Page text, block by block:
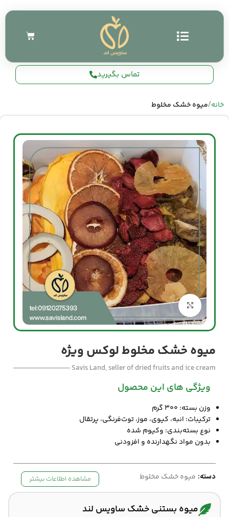
تماس بگیرید
خانه میوه خشک مخلوط
بزرگنمایی تصویر
میوه خشک مخلوط لوکس ویژه
Savis Land, seller of dried fruits and ice cream
ویژگی های این محصول
وزن بسته: ۳۰۰ گرم
ترکیبات: انبه، کیوی، موز، توت‌فرنگی، پرتقال
نوع بسته‌بندی: وکیوم شده
بدون مواد نگهدارنده و افزودنی
دسته: میوه خشک مخلوط مشاهده اطلاعات بیشتر
میوه بستنی خشک ساویس لند